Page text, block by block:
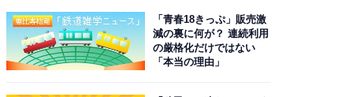
「青春18きっぷ」販売激
減の裏に何が？ 連続利用
の厳格化だけではない
「本当の理由」